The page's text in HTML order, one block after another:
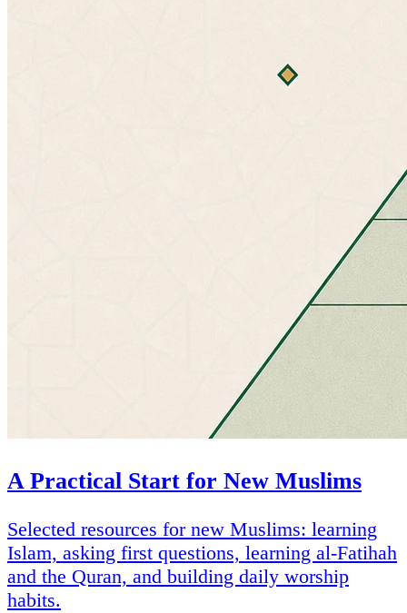
A Practical Start for New Muslims
Selected resources for new Muslims: learning
Islam, asking first questions, learning al-Fatihah
and the Quran, and building daily worship
habits.